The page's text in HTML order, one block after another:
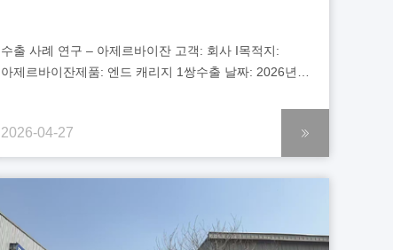
수출 사례 연구 – 아제르바이잔 고객: 회사 I목적지:
아제르바이잔제품: 엔드 캐리지 1쌍수출 날짜: 2026년
조건과 특정 요구 사항을 바탕으로, 저희는 맞춤형
솔루션을 제공하여 그들의 요구에 맞추었습니다. 당사의
솔루션 기존 크레인 구조 및 작동 환경에 대한 철저한
5톤 오버헤드 크레인과의 완벽한 호환성 보장 엔드
캐리지 설계를 최적화하여 안정성 향상 및 크레인 이동...
2026-04-27